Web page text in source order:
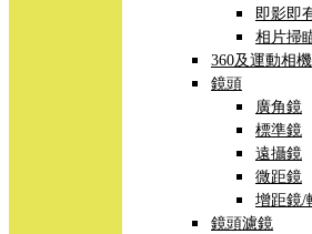
即影即
相片掃
360及運動相機
鏡頭
廣角鏡
標準鏡
遠攝鏡
微距鏡
增距鏡/
鏡頭濾鏡